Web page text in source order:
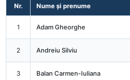
Nr. Nume și prenume
1 Adam Gheorghe
2 Andreiu Silviu
3 Balan Carmen-Iuliana